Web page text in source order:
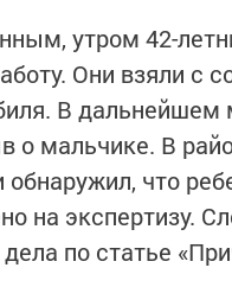
утром 42-
Они взяли с
В дальнейшем
о мальчике. В
что
на экспертизу.
по статье